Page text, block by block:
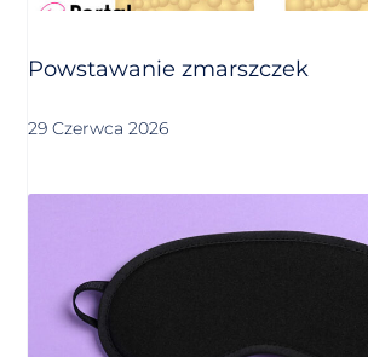
Powstawanie zmarszczek
29 Czerwca 2026